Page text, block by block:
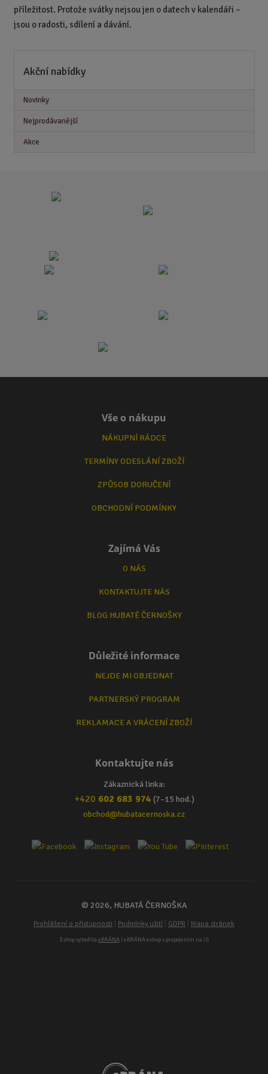
příležitost. Protože svátky nejsou jen o datech v kalendáři –
jsou o radosti, sdílení a dávání.
Akční nabídky
Novinky
Nejprodávanější
Akce
Vše o nákupu
NÁKUPNÍ RÁDCE
TERMÍNY ODESLÁNÍ ZBOŽÍ
ZPŮSOB DORUČENÍ
OBCHODNÍ PODMÍNKY
Zajímá Vás
O NÁS
KONTAKTUJTE NÁS
BLOG HUBATÉ ČERNOŠKY
Důležité informace
NEJDE MI OBJEDNAT
PARTNERSKÝ PROGRAM
REKLAMACE A VRÁCENÍ ZBOŽÍ
Kontaktujte nás
Zákaznická linka:
+420 602 683 974 (7–15 hod.)
obchod@hubatacernoska.cz
© 2026, HUBATÁ ČERNOŠKA
Prohlášení o přístupnosti Podmínky užití GDPR Mapa stránek
Eshop vytvořila eBRÁNA| eBRÁNA eshop s propojením na IS